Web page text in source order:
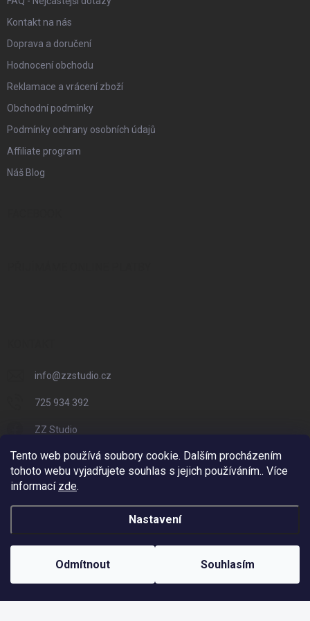
Tento web používá soubory cookie. Dalším procházením
tohoto webu vyjadřujete souhlas s jejich používáním.. Více
informací zde.
Nastavení
Odmítnout Souhlasím
Kontakt na nás
Doprava a doručení
Hodnocení obchodu
Reklamace a vrácení zboží
Obchodní podmínky
Podmínky ochrany osobních údajů
Affiliate program
Náš Blog
info@zzstudio.cz
725 934 392
ZZ Studio
zzstudio_cz
Vytvořil Shoptet
ZZ Eshop - Svět potisku. Všechna práva vyhrazena.
Odstoupit od smlouvy